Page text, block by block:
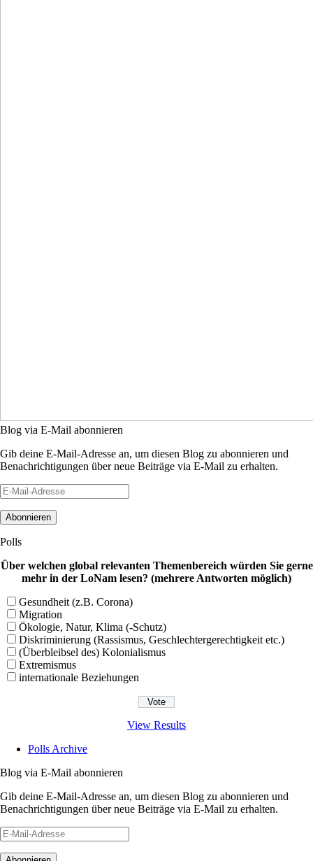
Blog via E-Mail abonnieren
Gib deine E-Mail-Adresse an, um diesen Blog zu abonnieren und
Benachrichtigungen über neue Beiträge via E-Mail zu erhalten.
E-
Mail-
Adresse
Polls
Über welchen global relevanten Themenbereich würden Sie gerne
mehr in der LoNam lesen? (mehrere Antworten möglich)
Gesundheit (z.B. Corona)
Migration
Ökologie, Natur, Klima (-Schutz)
Diskriminierung (Rassismus, Geschlechtergerechtigkeit etc.)
(Überbleibsel des) Kolonialismus
Extremismus
internationale Beziehungen
View Results
Polls Archive
Blog via E-Mail abonnieren
Gib deine E-Mail-Adresse an, um diesen Blog zu abonnieren und
Benachrichtigungen über neue Beiträge via E-Mail zu erhalten.
E-
Mail-
Adresse